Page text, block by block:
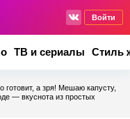
Войти
ТВ и сериалы Стиль
готовит, а зря! Мешаю капусту,
— вкуснота из простых